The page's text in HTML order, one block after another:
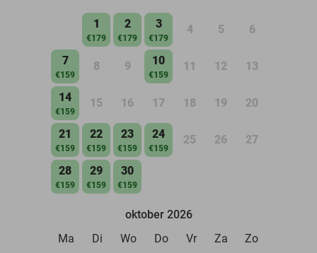
1
€179
2
€179
3
€179
4 5 6
7
€159
8 9 10
€159
11 12 13
14
€159
15 16 17 18 19 20
21
€159
22
€159
23
€159
24
€159
25 26 27
28
€159
29
€159
30
€159
oktober 2026
Ma
Di Wo Do Vr Za Zo